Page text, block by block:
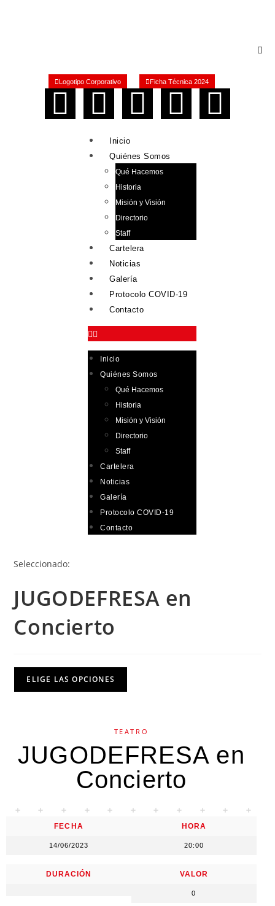
Logotipo Corporativo Ficha Técnica 2024
Inicio
Quiénes Somos
Qué Hacemos
Historia
Misión y Visión
Directorio
Staff
Cartelera
Noticias
Galería
Protocolo COVID-19
Contacto
Inicio
Quiénes Somos
Qué Hacemos
Historia
Misión y Visión
Directorio
Staff
Cartelera
Noticias
Galería
Protocolo COVID-19
Contacto
Seleccionado:
JUGODEFRESA en
Concierto
ELIGE LAS OPCIONES
TEATRO
JUGODEFRESA en
Concierto
FECHA
14/06/2023
HORA
20:00
DURACIÓN VALOR
0